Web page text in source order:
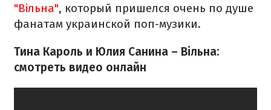
"Вільна", который пришелся очень по душе
фанатам украинской поп-музики.
Тина Кароль и Юлия Санина – Вільна:
смотреть видео онлайн